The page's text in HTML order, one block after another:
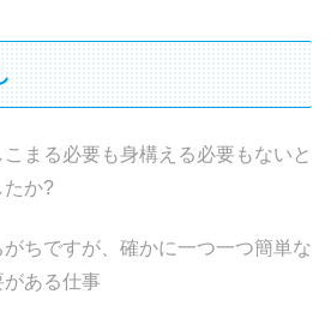
まる必要も身構える必要もないと
たか?
ちですが、確かに一つ一つ簡単な
ある仕事